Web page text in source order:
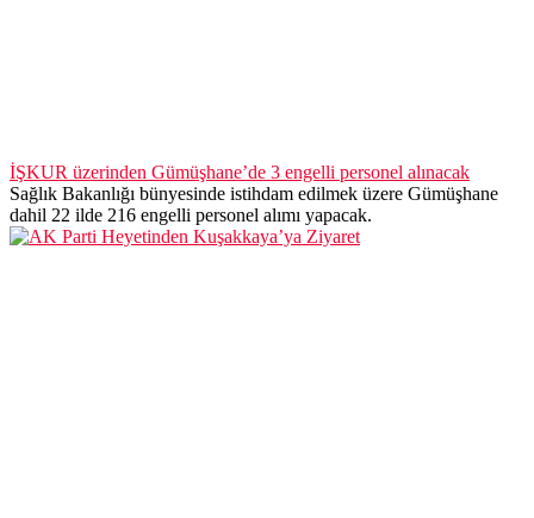
İŞKUR üzerinden Gümüşhane’de 3 engelli personel alınacak
Sağlık Bakanlığı bünyesinde istihdam edilmek üzere Gümüşhane
dahil 22 ilde 216 engelli personel alımı yapacak.